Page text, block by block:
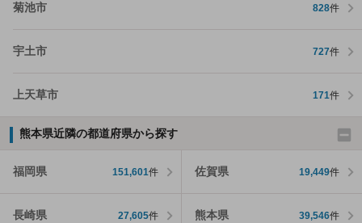
菊池市 828件
宇土市 727件
上天草市 171件
熊本県近隣の都道府県から探す
福岡県 151,601件 佐賀県 19,449件
長崎県 27,605件 熊本県 39,546件